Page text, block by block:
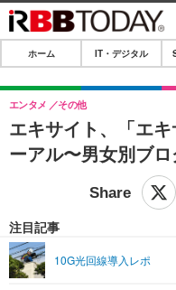
ホーム
IT・デジタル
IT・デジタルTOP
SPEED TEST
ライフTOP
リリース一覧
ホーム IT・デジタル
エキサイト、「エ
ーアル〜男女別ブ
エンタメ その他
注目記事
10G光回線導入レポ